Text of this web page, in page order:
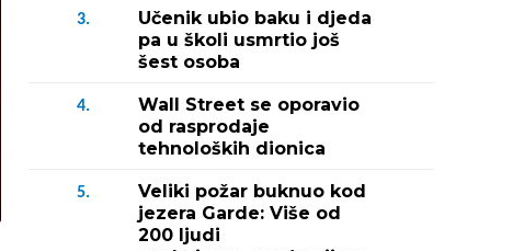
3.
Učenik ubio baku i djeda
pa u školi usmrtio još
šest osoba
4.
Wall Street se oporavio
od rasprodaje
tehnoloških dionica
5.
Veliki požar buknuo kod
jezera Garde: Više od
200 ljudi